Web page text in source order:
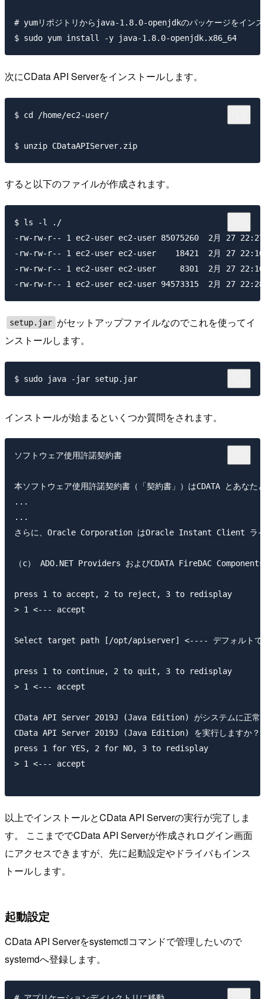
# yumリポジトリからjava-1.8.0-openjdkのパッケージをインス
次にCData API Serverをインストールします。
$ cd /home/ec2-user/
すると以下のファイルが作成されます。
$ ls -l ./
-rw-rw-r-- 1 ec2-user ec2-user 85075260  2月 27
-rw-rw-r-- 1 ec2-user ec2-user    18421  2月 27 22:16
-rw-rw-r-- 1 ec2-user ec2-user     8301  2月 27
setup.jar がセットアップファイルなのでこれを使ってイ
ンストールします。
インストールが始まるといくつか質問をされます。
ソフトウェア使用許諾契約書
本ソフトウェア使用許諾契約書（「契約書」）はCDATA とあなた
...
...
さらに、Oracle Corporation はOracle Instant Client ライブ
（c） ADO.NET Providers およびCDATA FireDAC
press 1 to accept, 2 to reject, 3 to redisplay
> 1 <--- accept
Select target path [/opt/apiserver] <---- デフォルトで
press 1 to continue, 2 to quit, 3 to redisplay
> 1 <--- accept
CData API Server 2019J (Java Edition) がシステムに正常に
CData API Server 2019J (Java Edition) を実行しますか？
press 1 for YES, 2 for NO, 3 to redisplay
> 1 <--- accept
以上でインストールとCData API Serverの実行が完了しま
す。 ここまででCData API Serverが作成されログイン画面
にアクセスできますが、先に起動設定やドライバもインス
トールします。
起動設定
CData API Serverをsystemctlコマンドで管理したいので
systemdへ登録します。